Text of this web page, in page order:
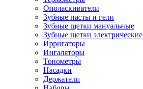
Ополаскиватели
Зубные пасты и гели
Зубные щетки мануальные
Зубные щетки электрические
Ирригаторы
Ингаляторы
Тонометры
Насадки
Держатели